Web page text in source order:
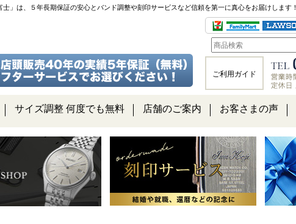
」は、５年長期保証の安心とバンド調整や刻印サービスなど信頼を第一に真心をお届けします！
ご利用ガイド
サイズ調整 何度でも無料 店舗のご案内 お客さまの声